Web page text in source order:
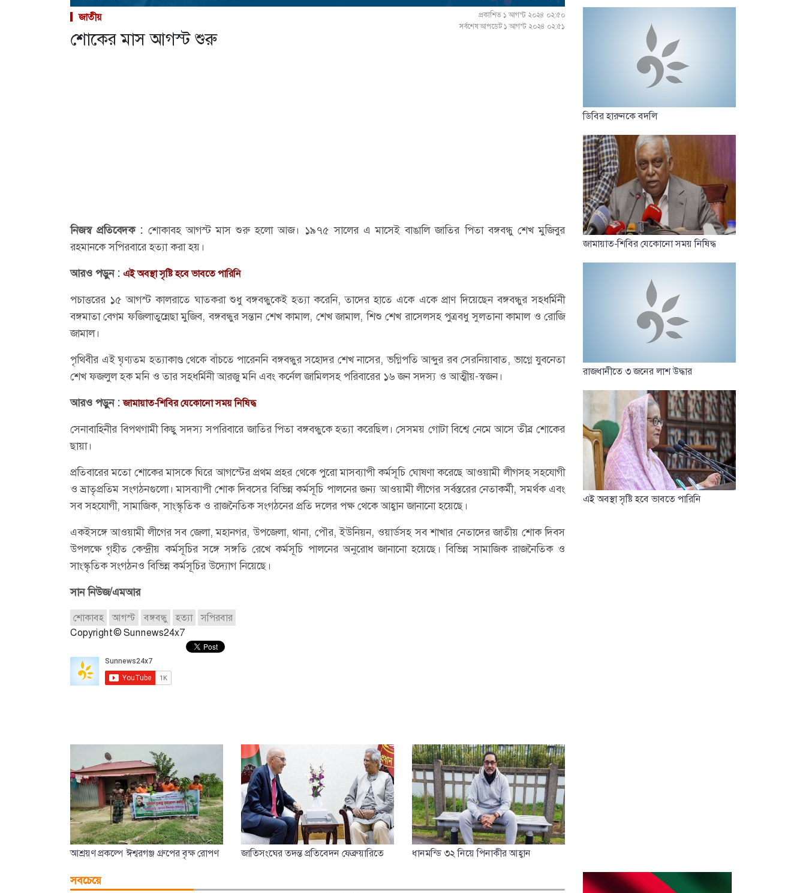
জাতীয়
প্রকাশিত ১ আগস্ট ২০২৪ ০২:৫০
সর্বশেষ আপডেট ১ আগস্ট ২০২৪ ০২:৫১
শোকের মাস আগস্ট শুরু
নিজস্ব প্রতিবেদক : শোকাবহ আগস্ট মাস শুরু হলো আজ। ১৯৭৫ সালের এ মাসেই বাঙালি জাতির পিতা বঙ্গবন্ধু শেখ মুজিবুর
রহমানকে সপিরবারে হত্যা করা হয়।
আরও পড়ুন : এই অবস্থা সৃষ্টি হবে ভাবতে পারিনি
পচাত্তরের ১৫ আগস্ট কালরাতে ঘাতকরা শুধু বঙ্গবন্ধুকেই হত্যা করেনি, তাদের হাতে একে একে প্রাণ দিয়েছেন বঙ্গবন্ধুর সহধর্মিনী
বঙ্গমাতা বেগম ফজিলাতুন্নেছা মুজিব, বঙ্গবন্ধুর সন্তান শেখ কামাল, শেখ জামাল, শিশু শেখ রাসেলসহ পুত্রবধু সুলতানা কামাল ও রোজি
জামাল।
পৃথিবীর এই ঘৃণ্যতম হত্যাকাণ্ড থেকে বাঁচতে পারেননি বঙ্গবন্ধুর সহোদর শেখ নাসের, ভগ্নিপতি আব্দুর রব সেরনিয়াবাত, ভাগ্নে যুবনেতা
শেখ ফজলুল হক মনি ও তার সহধর্মিনী আরজু মনি এবং কর্নেল জামিলসহ পরিবারের ১৬ জন সদস্য ও আত্মীয়-স্বজন।
আরও পড়ুন :জামায়াত-শিবির যেকোনো সময় নিষিদ্ধ
সেনাবাহিনীর বিপথগামী কিছু সদস্য সপরিবারে জাতির পিতা বঙ্গবন্ধুকে হত্যা করেছিল। সেসময় গোটা বিশ্বে নেমে আসে তীব্র শোকের
ছায়া।
প্রতিবারের মতো শোকের মাসকে ঘিরে আগস্টের প্রথম প্রহর থেকে পুরো মাসব্যাপী কর্মসূচি ঘোষণা করেছে আওয়ামী লীগসহ সহযোগী
ও ভ্রাতৃপ্রতিম সংগঠনগুলো। মাসব্যাপী শোক দিবসের বিভিন্ন কর্মসূচি পালনের জন্য আওয়ামী লীগের সর্বস্তরের নেতাকর্মী, সমর্থক এবং
সব সহযোগী, সামাজিক, সাংস্কৃতিক ও রাজনৈতিক সংগঠনের প্রতি দলের পক্ষ থেকে আহ্বান জানানো হয়েছে।
একইসঙ্গে আওয়ামী লীগের সব জেলা, মহানগর, উপজেলা, থানা, পৌর, ইউনিয়ন, ওয়ার্ডসহ সব শাখার নেতাদের জাতীয় শোক দিবস
উপলক্ষে গৃহীত কেন্দ্রীয় কর্মসূচির সঙ্গে সঙ্গতি রেখে কর্মসূচি পালনের অনুরোধ জানানো হয়েছে। বিভিন্ন সামাজিক রাজনৈতিক ও
সাংস্কৃতিক সংগঠনও বিভিন্ন কর্মসূচির উদ্যোগ নিয়েছে।
সান নিউজ/এমআর
শোকাবহ আগস্ট বঙ্গবন্ধু হত্যা
সপিরবার
Copyright © Sunnews24x7
আশ্রয়ণ প্রকল্পে ঈশ্বরগঞ্জ গ্রুপের বৃক্ষ রোপণ জাতিসংঘের তদন্ত প্রতিবেদন ফেব্রুয়ারিতে ধানমন্ডি ৩২ নিয়ে পিনাকীর আহ্বান
ডিবির হারুনকে বদলি
জামায়াত-শিবির যেকোনো সময় নিষিদ্ধ
রাজধানীতে ৩ জনের লাশ উদ্ধার
এই অবস্থা সৃষ্টি হবে ভাবতে পারিনি
সবচেয়ে